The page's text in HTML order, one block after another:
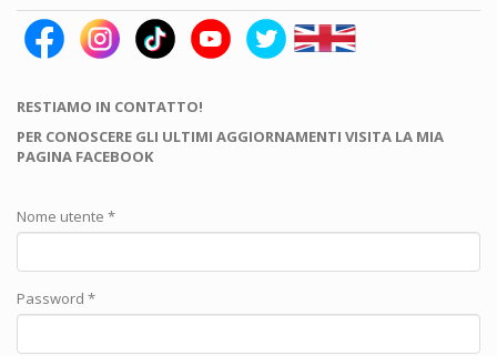
RESTIAMO IN CONTATTO!
PER CONOSCERE GLI ULTIMI AGGIORNAMENTI VISITA LA MIA
PAGINA FACEBOOK
Nome utente *
Password *